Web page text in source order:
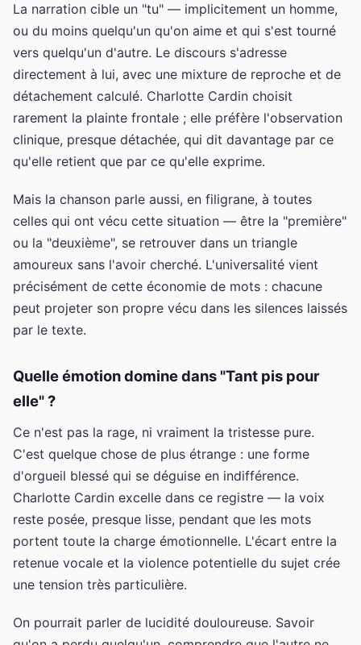
La narration cible un "tu" — implicitement un homme,
ou du moins quelqu'un qu'on aime et qui s'est tourné
vers quelqu'un d'autre. Le discours s'adresse
directement à lui, avec une mixture de reproche et de
détachement calculé. Charlotte Cardin choisit
rarement la plainte frontale ; elle préfère l'observation
clinique, presque détachée, qui dit davantage par ce
qu'elle retient que par ce qu'elle exprime.
Mais la chanson parle aussi, en filigrane, à toutes
celles qui ont vécu cette situation — être la "première"
ou la "deuxième", se retrouver dans un triangle
amoureux sans l'avoir cherché. L'universalité vient
précisément de cette économie de mots : chacune
peut projeter son propre vécu dans les silences laissés
par le texte.
Quelle émotion domine dans "Tant pis pour
elle" ?
Ce n'est pas la rage, ni vraiment la tristesse pure.
C'est quelque chose de plus étrange : une forme
d'orgueil blessé qui se déguise en indifférence.
Charlotte Cardin excelle dans ce registre — la voix
reste posée, presque lisse, pendant que les mots
portent toute la charge émotionnelle. L'écart entre la
retenue vocale et la violence potentielle du sujet crée
une tension très particulière.
On pourrait parler de lucidité douloureuse. Savoir